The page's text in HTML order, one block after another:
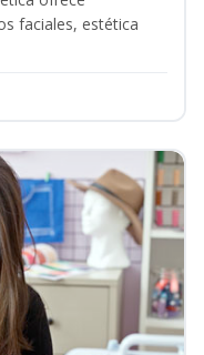
faciales, estética